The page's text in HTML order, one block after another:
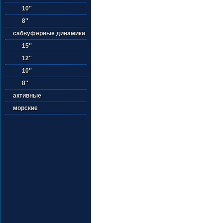
10''
8''
сабвуферные динамики
15''
12''
10''
8''
активные
морские